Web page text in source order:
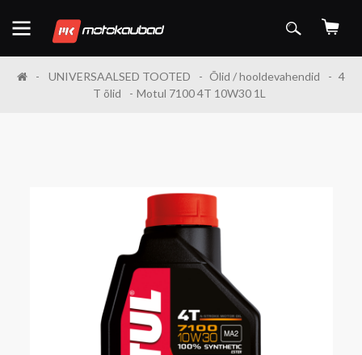
UNIVERSAALSED TOOTED Õlid / hooldevahendid
4
T õlid
Motul 7100 4T 10W30 1L